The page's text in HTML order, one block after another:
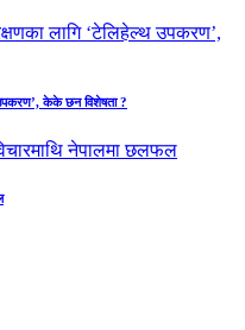
उपकरण’, केके छन विशेषता ?